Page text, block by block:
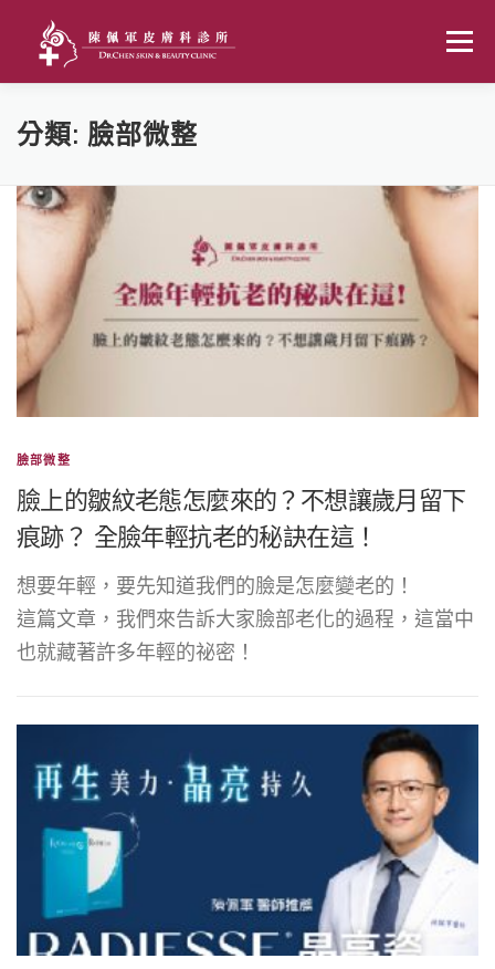
選單
首頁 關於我們
精彩連結
分類: 臉部微整
臉部微整
臉上的皺紋老態怎麼來的？不想讓歲月留下
痕跡？ 全臉年輕抗老的秘訣在這！
想要年輕，要先知道我們的臉是怎麼變老的！
這篇文章，我們來告訴大家臉部老化的過程，這當中
也就藏著許多年輕的祕密！